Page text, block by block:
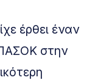
έρθει έναν
στην